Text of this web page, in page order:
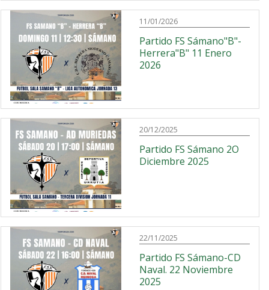
11/01/2026
Partido FS Sámano"B"-
Herrera"B" 11 Enero
2026
20/12/2025
Partido FS Sámano 2O
Diciembre 2025
22/11/2025
Partido FS Sámano-CD
Naval. 22 Noviembre
2025